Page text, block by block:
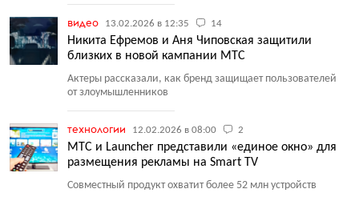
видео 13.02.2026 в 12:35 14
Никита Ефремов и Аня Чиповская защитили
близких в новой кампании МТС
Актеры рассказали, как бренд защищает пользователей
от злоумышленников
технологии 12.02.2026 в 08:00 2
МТС и Launcher представили «единое окно» для
размещения рекламы на Smart TV
Совместный продукт охватит более 52 млн устройств